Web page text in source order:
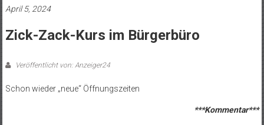
April 5, 2024
Zick-Zack-Kurs im Bürgerbüro
Veröffentlicht von: Anzeiger24
Schon wieder „neue“ Öffnungszeiten
***Kommentar***